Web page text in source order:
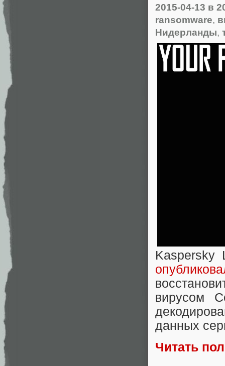
2015-04-13 в
ransomware,
Нидерланды,
Kaspersky
вирусом
данных
Читать